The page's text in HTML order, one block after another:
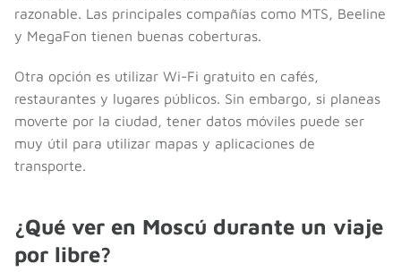
razonable. Las principales compañías como MTS, Beeline
y MegaFon tienen buenas coberturas.
Otra opción es utilizar Wi-Fi gratuito en cafés,
restaurantes y lugares públicos. Sin embargo, si planeas
moverte por la ciudad, tener datos móviles puede ser
muy útil para utilizar mapas y aplicaciones de
transporte.
¿Qué ver en Moscú durante un viaje
por libre?